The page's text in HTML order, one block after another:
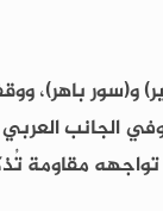
و(سور باهر)،
الجانب
مقاومة